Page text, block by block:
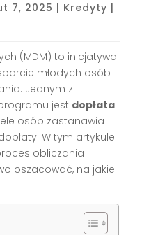
7, 2025 | Kredyty |
(MDM) to inicjatywa
młodych osób
Jednym z
jest dopłata
osób zastanawia
W tym artykule
obliczania
oszacować, na jakie